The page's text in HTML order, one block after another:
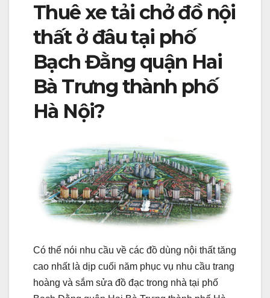
Thuê xe tải chở đồ nội
thất ở đâu tại phố
Bạch Đằng quận Hai
Bà Trưng thành phố
Hà Nội?
Có thể nói nhu cầu về các đồ dùng nội thất tăng
cao nhất là dịp cuối năm phục vụ nhu cầu trang
hoàng và sắm sửa đồ đạc trong nhà tại phố